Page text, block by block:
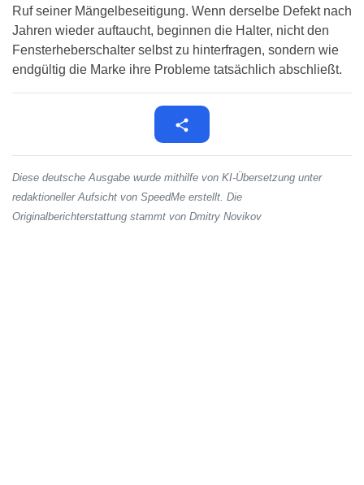
Ruf seiner Mängelbeseitigung. Wenn derselbe Defekt nach
Jahren wieder auftaucht, beginnen die Halter, nicht den
Fensterheberschalter selbst zu hinterfragen, sondern wie
endgültig die Marke ihre Probleme tatsächlich abschließt.
Diese deutsche Ausgabe wurde mithilfe von KI-Übersetzung unter
redaktioneller Aufsicht von SpeedMe erstellt. Die
Originalberichterstattung stammt von Dmitry Novikov